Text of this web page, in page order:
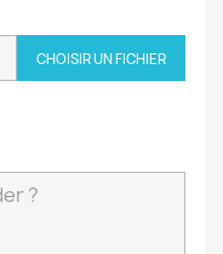
CHOISIR UN FICHIER